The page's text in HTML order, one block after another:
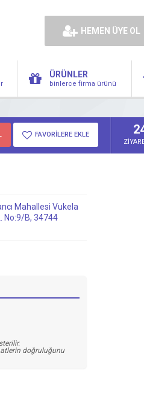
HEMEN ÜYE OL
ÜRÜNLER
binlerce firma ürünü
FAVORİLERE EKLE
Mahallesi Vukela
No:9/B, 34744
doğruluğunu